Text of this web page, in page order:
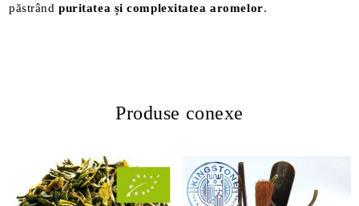
păstrândpuritatea și complexitatea aromelor.
Produse conexe